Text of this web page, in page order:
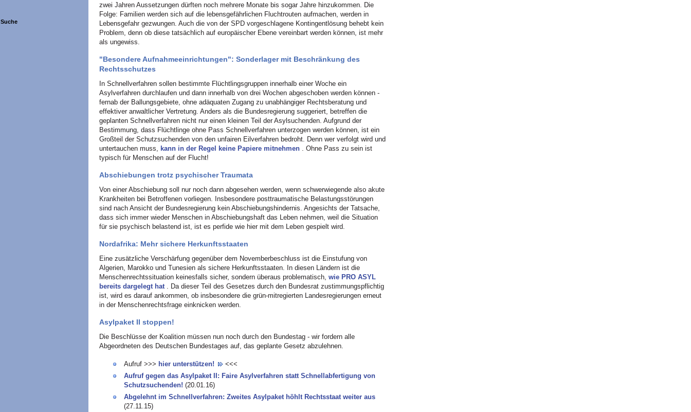
Suche
zwei Jahren Aussetzungen dürften noch mehrere Monate bis sogar Jahre hinzukommen. Die
Folge: Familien werden sich auf die lebensgefährlichen Fluchtrouten aufmachen, werden in
Lebensgefahr gezwungen. Auch die von der SPD vorgeschlagene Kontingentlösung behebt kein
Problem, denn ob diese tatsächlich auf europäischer Ebene vereinbart werden können, ist mehr
als ungewiss.
"Besondere Aufnahmeeinrichtungen": Sonderlager mit Beschränkung des
Rechtsschutzes
In Schnellverfahren sollen bestimmte Flüchtlingsgruppen innerhalb einer Woche ein
Asylverfahren durchlaufen und dann innerhalb von drei Wochen abgeschoben werden können -
fernab der Ballungsgebiete, ohne adäquaten Zugang zu unabhängiger Rechtsberatung und
effektiver anwaltlicher Vertretung. Anders als die Bundesregierung suggeriert, betreffen die
geplanten Schnellverfahren nicht nur einen kleinen Teil der Asylsuchenden. Aufgrund der
Bestimmung, dass Flüchtlinge ohne Pass Schnellverfahren unterzogen werden können, ist ein
Großteil der Schutzsuchenden von den unfairen Eilverfahren bedroht. Denn wer verfolgt wird und
untertauchen muss, kann in der Regel keine Papiere mitnehmen . Ohne Pass zu sein ist
typisch für Menschen auf der Flucht!
Abschiebungen trotz psychischer Traumata
Von einer Abschiebung soll nur noch dann abgesehen werden, wenn schwerwiegende also akute
Krankheiten bei Betroffenen vorliegen. Insbesondere posttraumatische Belastungsstörungen
sind nach Ansicht der Bundesregierung kein Abschiebungshindernis. Angesichts der Tatsache,
dass sich immer wieder Menschen in Abschiebungshaft das Leben nehmen, weil die Situation
für sie psychisch belastend ist, ist es perfide wie hier mit dem Leben gespielt wird.
Nordafrika: Mehr sichere Herkunftsstaaten
Eine zusätzliche Verschärfung gegenüber dem Novemberbeschluss ist die Einstufung von
Algerien, Marokko und Tunesien als sichere Herkunftsstaaten. In diesen Ländern ist die
Menschenrechtssituation keinesfalls sicher, sondern überaus problematisch, wie PRO ASYL
bereits dargelegt hat . Da dieser Teil des Gesetzes durch den Bundesrat zustimmungspflichtig
ist, wird es darauf ankommen, ob insbesondere die grün-mitregierten Landesregierungen erneut
in der Menschenrechtsfrage einknicken werden.
Asylpaket II stoppen!
Die Beschlüsse der Koalition müssen nun noch durch den Bundestag - wir fordern alle
Abgeordneten des Deutschen Bundestages auf, das geplante Gesetz abzulehnen.
Aufruf >>> hier unterstützen!
<<<
Aufruf gegen das Asylpaket II: Faire Asylverfahren statt Schnellabfertigung von
Schutzsuchenden! (20.01.16)
Abgelehnt im Schnellverfahren: Zweites Asylpaket höhlt Rechtsstaat weiter aus
(27.11.15)